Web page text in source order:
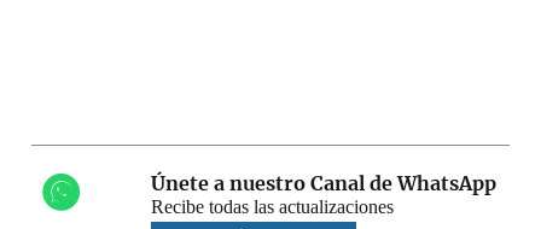
Únete a nuestro Canal de WhatsApp
Recibe todas las actualizaciones